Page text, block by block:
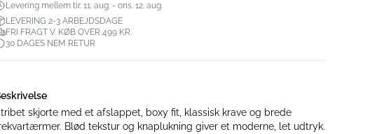
Levering mellem tir. 11. aug. - ons. 12. aug.
LEVERING 2-3 ARBEJDSDAGE
FRI FRAGT V. KØB OVER 499 KR.
30 DAGES NEM RETUR
skjorte med et afslappet, boxy fit, klassisk krave og brede
Blød tekstur og knaplukning giver et moderne, let udtryk.